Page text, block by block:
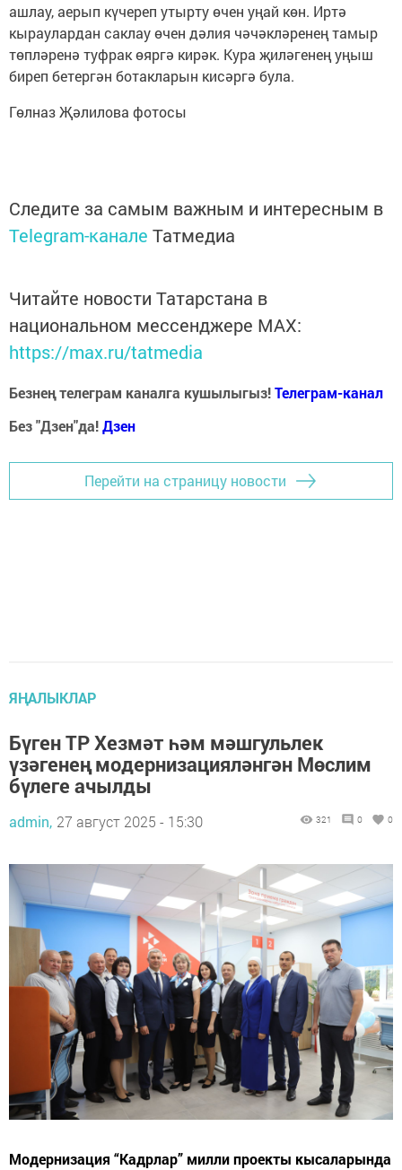
ашлау, аерып күчереп утырту өчен уңай көн. Иртә
кыраулардан саклау өчен дәлия чәчәкләренең тамыр
төпләренә туфрак өяргә кирәк. Кура җиләгенең уңыш
биреп бетергән ботакларын кисәргә була.
Гөлназ Җәлилова фотосы
Следите за самым важным и интересным в
Telegram-канале Татмедиа
Читайте новости Татарстана в
национальном мессенджере MАХ:
https://max.ru/tatmedia
Безнең телеграм каналга кушылыгыз!Телеграм-канал
Без "Дзен"да!Дзен
Перейти на страницу новости
ЯҢАЛЫКЛАР
Бүген ТР Хезмәт һәм мәшгульлек
үзәгенең модернизацияләнгән Мөслим
бүлеге ачылды
admin, 27 август 2025 - 15:30 321 0 0
Модернизация “Кадрлар” милли проекты кысаларында